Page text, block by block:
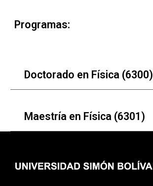
Programas:
Doctorado en Física (6300)
Maestría en Física (6301)